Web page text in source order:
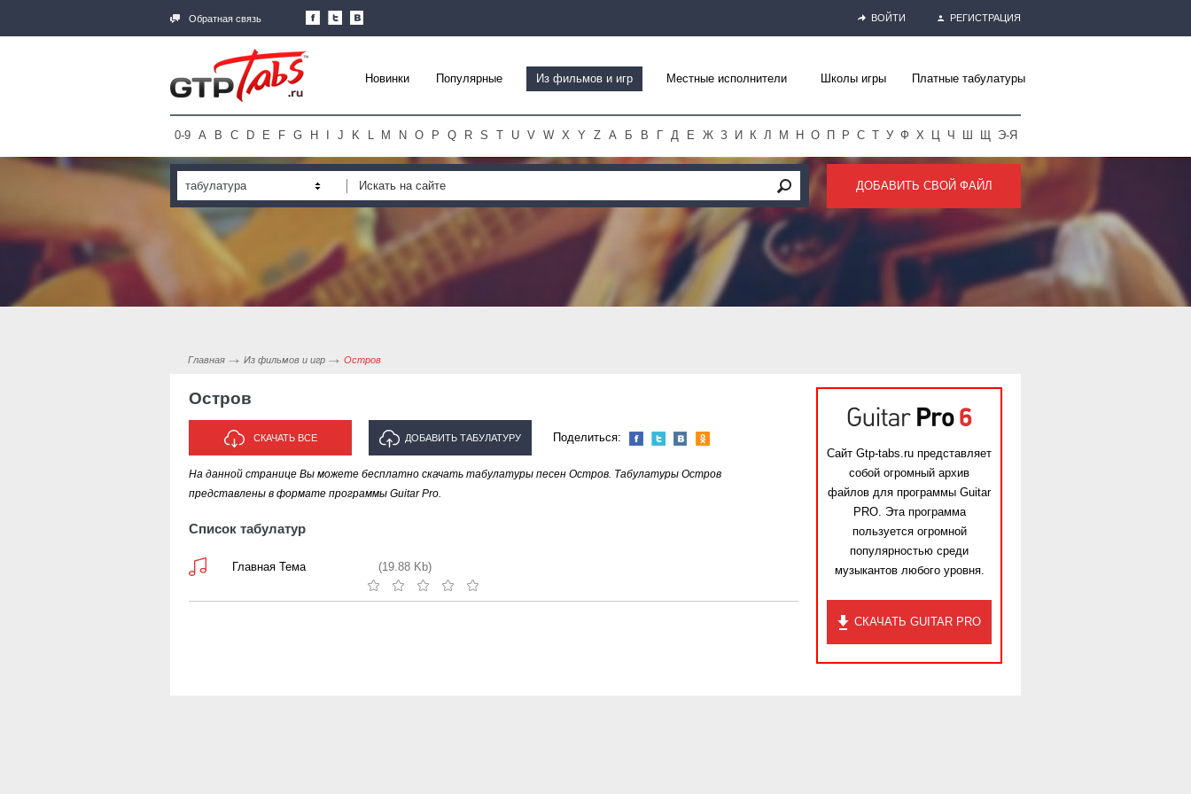
Обратная связь ВОЙТИ РЕГИСТРАЦИЯ
Новинки Популярные Из фильмов и игр Местные исполнители Школы игры Платные табулатуры
0-9 A B C D E F G H J K L M N O P Q R S T U V W X Y Z А Б В Г Д Е Ж З И К Л М Н О П Р С Т У Ф Х Ц Ч Ш Щ Э-Я
табулатура ДОБАВИТЬ СВОЙ ФАЙЛ
Главная Из фильмов и игр Остров
Остров
СКАЧАТЬ ВСЕ ДОБАВИТЬ ТАБУЛАТУРУ
ИСПОЛНИТЕЛЯ "ОСТРОВ"
Поделиться:
На данной странице Вы можете бесплатно скачать табулатуры песен Остров. Табулатуры Остров
представлены в формате программы Guitar Pro.
Список табулатур
Главная Тема (19.88 Kb)
Сайт Gtp-tabs.ru представляет
собой огромный архив
файлов для программы Guitar
PRO. Эта программа
пользуется огромной
популярностью среди
музыкантов любого уровня.
СКАЧАТЬ GUITAR PRO